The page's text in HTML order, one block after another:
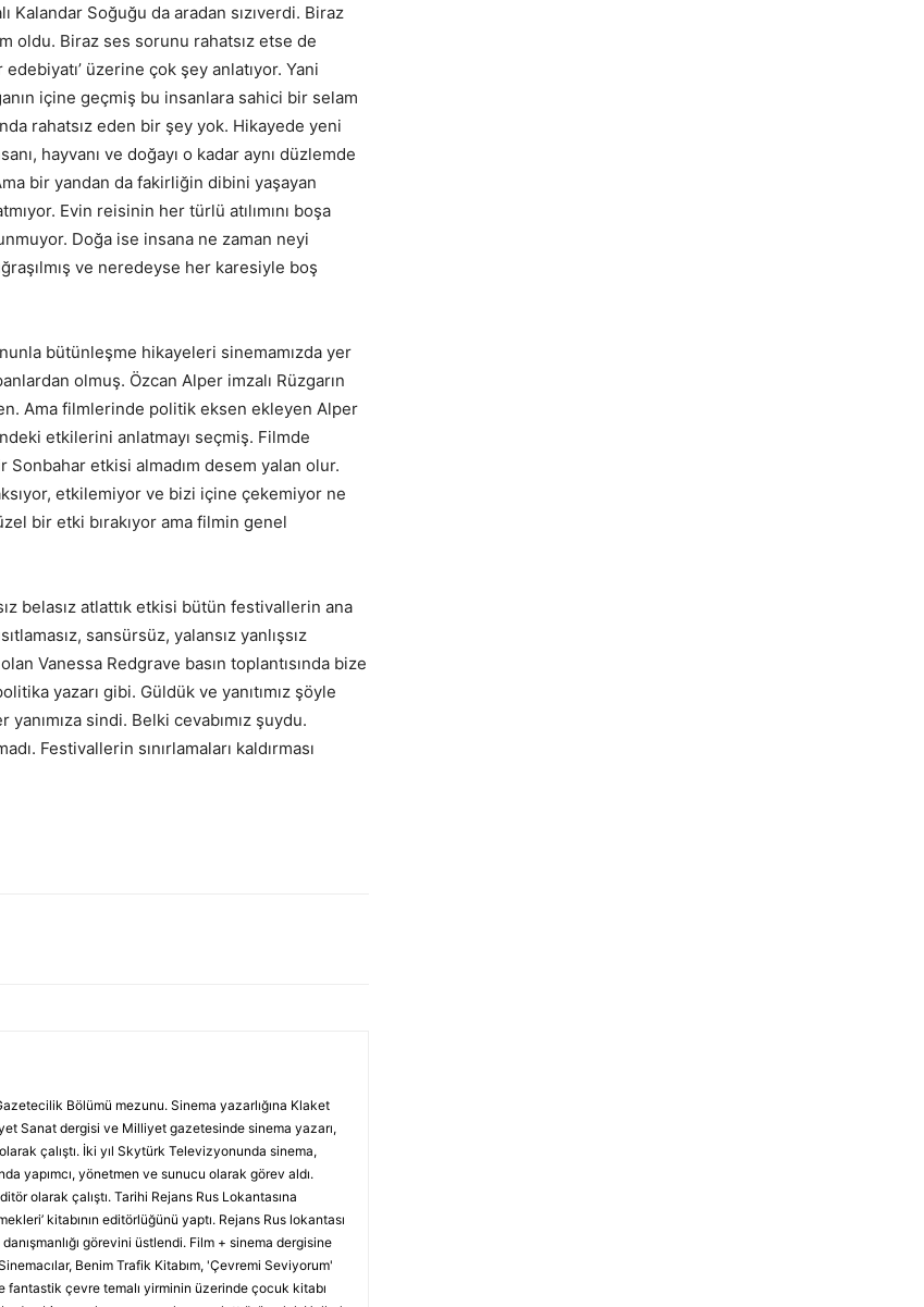
Soğuğu da aradan sızıverdi. Biraz
oldu. Biraz ses sorunu rahatsız etse de
üzerine çok şey anlatıyor. Yani
içine geçmiş bu insanlara sahici bir selam
rahatsız eden bir şey yok. Hikayede yeni
hayvanı ve doğayı o kadar aynı düzlemde
bir yandan da fakirliğin dibini yaşayan
Evin reisinin her türlü atılımını boşa
Doğa ise insana ne zaman neyi
ve neredeyse her karesiyle boş
bütünleşme hikayeleri sinemamızda yer
olmuş. Özcan Alper imzalı Rüzgarın
Ama filmlerinde politik eksen ekleyen Alper
etkilerini anlatmayı seçmiş. Filmde
Sonbahar etkisi almadım desem yalan olur.
etkilemiyor ve bizi içine çekemiyor ne
bir etki bırakıyor ama filmin genel
belasız atlattık etkisi bütün festivallerin ana
sansürsüz, yalansız yanlışsız
Vanessa Redgrave basın toplantısında bize
yazarı gibi. Güldük ve yanıtımız şöyle
sindi. Belki cevabımız şuydu.
Festivallerin sınırlamaları kaldırması
Bölümü mezunu. Sinema yazarlığına Klaket
Sanat dergisi ve Milliyet gazetesinde sinema yazarı,
çalıştı. İki yıl Skytürk Televizyonunda sinema,
yapımcı, yönetmen ve sunucu olarak görev aldı.
olarak çalıştı. Tarihi Rejans Rus Lokantasına
kitabının editörlüğünü yaptı. Rejans Rus lokantası
görevini üstlendi. Film + sinema dergisine
Benim Trafik Kitabım, 'Çevremi Seviyorum'
fantastik çevre temalı yirminin üzerinde çocuk kitabı